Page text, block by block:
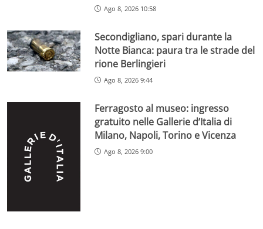
Ago 8, 2026 10:58
Secondigliano, spari durante la
Notte Bianca: paura tra le strade del
rione Berlingieri
Ago 8, 2026 9:44
Ferragosto al museo: ingresso
gratuito nelle Gallerie d’Italia di
Milano, Napoli, Torino e Vicenza
Ago 8, 2026 9:00